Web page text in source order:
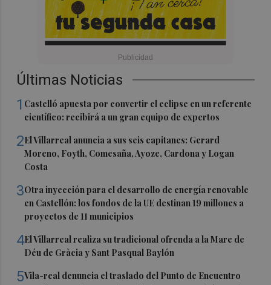
Últimas Noticias
1 Castelló apuesta por convertir el eclipse en un referente
científico: recibirá a un gran equipo de expertos
2El Villarreal anuncia a sus seis capitanes: Gerard
Moreno, Foyth, Comesaña, Ayoze, Cardona y Logan
Costa
3Otra inyección para el desarrollo de energía renovable
en Castellón: los fondos de la UE destinan 19 millones a
proyectos de 11 municipios
4El Villarreal realiza su tradicional ofrenda a la Mare de
Déu de Gràcia y Sant Pasqual Baylón
5Vila-real denuncia el traslado del Punto de Encuentro